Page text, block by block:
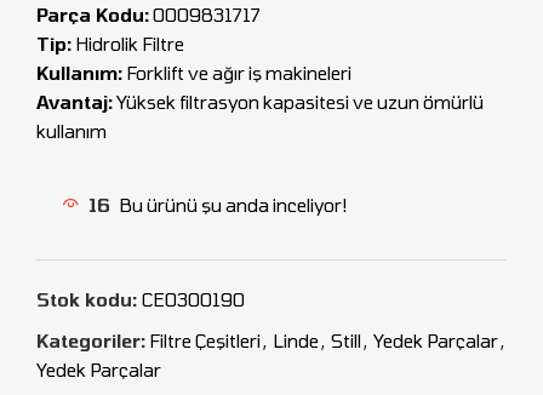
Parça Kodu:0009831717
Tip: Hidrolik Filtre
Kullanım: Forklift ve ağır iş makineleri
Avantaj:Yüksek filtrasyon kapasitesi ve uzun ömürlü
kullanım
16 Bu ürünü şu anda inceliyor!
Stok kodu: CEO300190
Kategoriler: Filtre Çeşitleri, Linde, Still, Yedek Parçalar,
Yedek Parçalar